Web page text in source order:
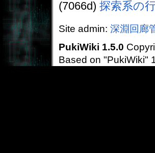
(7066d) 探索系の
Site admin: 深淵回廊
PukiWiki 1.5.0
Based on "PukiWiki"